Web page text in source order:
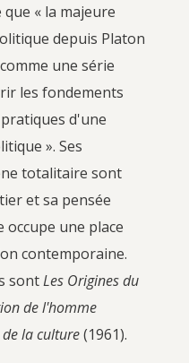
« la majeure
depuis Platon
une série
les fondements
d'une
». Ses
totalitaire sont
et sa pensée
une place
contemporaine.
sontLes Origines du
de l'homme
de la culture(1961).